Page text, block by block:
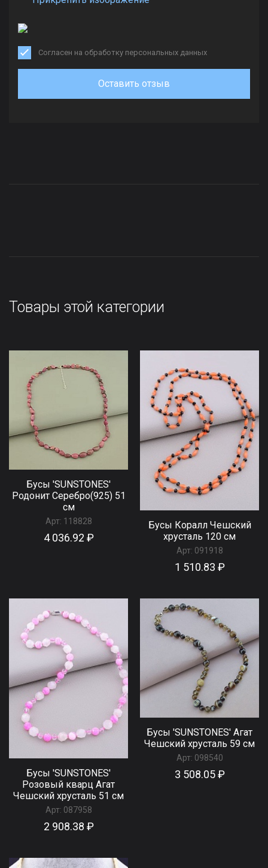
Согласен на обработку персональных данных
Оставить отзыв
Товары этой категории
Бусы 'SUNSTONES'
Родонит Серебро(925) 51
см
Арт: 118828
4 036.92 ₽
Бусы Коралл Чешский
хрусталь 120 см
Арт: 091918
1 510.83 ₽
Бусы 'SUNSTONES'
Розовый кварц Агат
Чешский хрусталь 51 см
Арт: 087958
2 908.38 ₽
Бусы 'SUNSTONES' Агат
Чешский хрусталь 59 см
Арт: 098540
3 508.05 ₽